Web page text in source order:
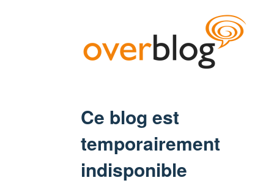
Ce blog est
temporairement
indisponible